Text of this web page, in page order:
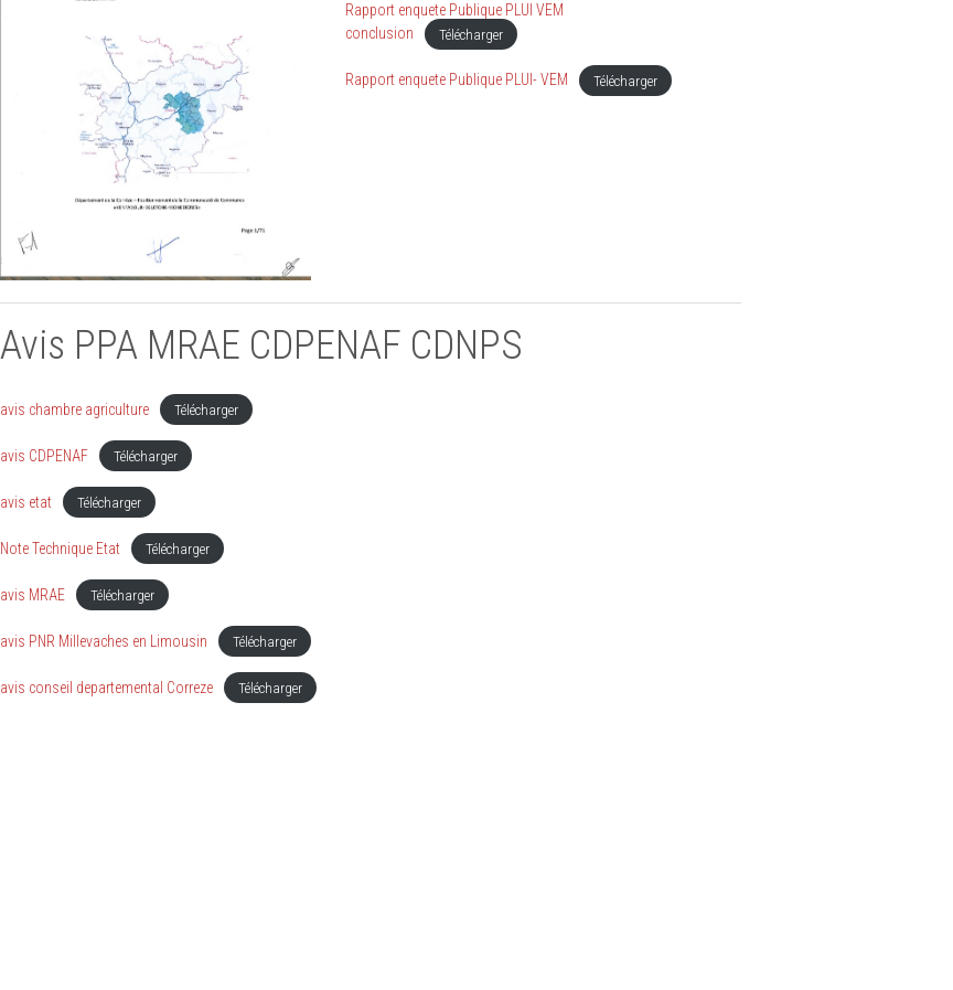
Rapport enquete Publique PLUI VEM
conclusion
Télécharger
Rapport enquete Publique PLUI- VEM Télécharger
Avis PPA MRAE CDPENAF CDNPS
avis chambre agriculture Télécharger
avis CDPENAF Télécharger
avis etat Télécharger
Note Technique Etat Télécharger
avis MRAE Télécharger
avis PNR Millevaches en Limousin Télécharger
avis conseil departemental Correze Télécharger